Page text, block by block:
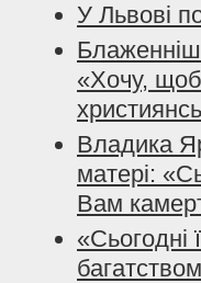
У Львові
«Хочу, щоб
Владика
матері:
Вам
«Сьогодні